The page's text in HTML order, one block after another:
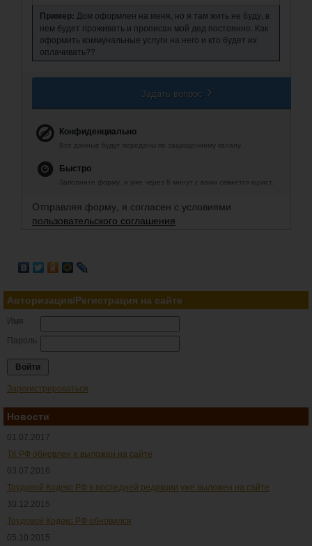
Пример: Дом оформлен на меня, но я там жить не буду, в
нем будет проживать и прописан мой дед постоянно. Как
оформить коммунальные услуги на него и кто будет их
оплачивать??
Задать вопрос
Конфиденциально
Все данные будут переданы по защищенному каналу.
Быстро
Заполните форму, и уже через 5 минут с вами свяжется юрист.
Отправляя форму, я согласен с условиями
пользовательского соглашения
Авторизация/Регистрация на сайте
Имя
Пароль
Зарегистрироваться
Новости
01.07.2017
ТК РФ обновлен и выложен на сайте
03.07.2016
Трудовой Кодекс РФ в последней редакции уже выложен на сайте
30.12.2015
Трудовой Кодекс РФ обновился
05.10.2015